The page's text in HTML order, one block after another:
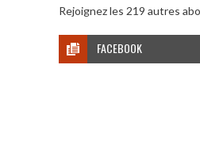
Rejoignez les 219 autres
FACEBOOK